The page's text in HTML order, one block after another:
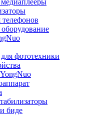
фототехники
биде